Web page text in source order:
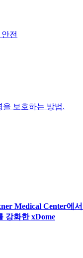
전
을 보호하는 방법.
Medical Center에
강화한 xDome